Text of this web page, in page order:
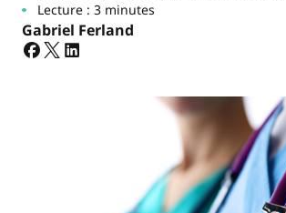
Lecture : 3 minutes
Gabriel Ferland